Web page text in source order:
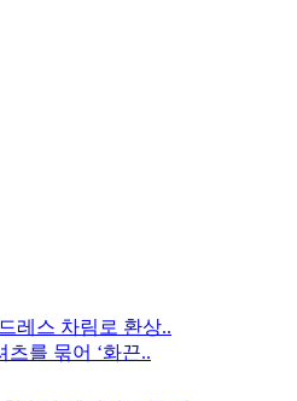
레스 차림로 환상..
츠를 묶어 ‘화끈..